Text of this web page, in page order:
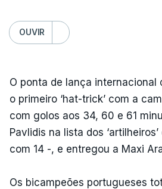
OUVIR
O ponta de lança internacional
o primeiro ‘hat-trick’ com a
com golos aos 34, 60 e 61
Pavlidis na lista dos
com 14 -, e entregou a Maxi
Os bicampeões portugueses